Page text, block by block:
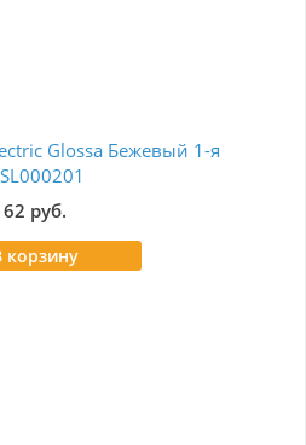
Glossa Бежевый 1-я
62 руб.
корзину